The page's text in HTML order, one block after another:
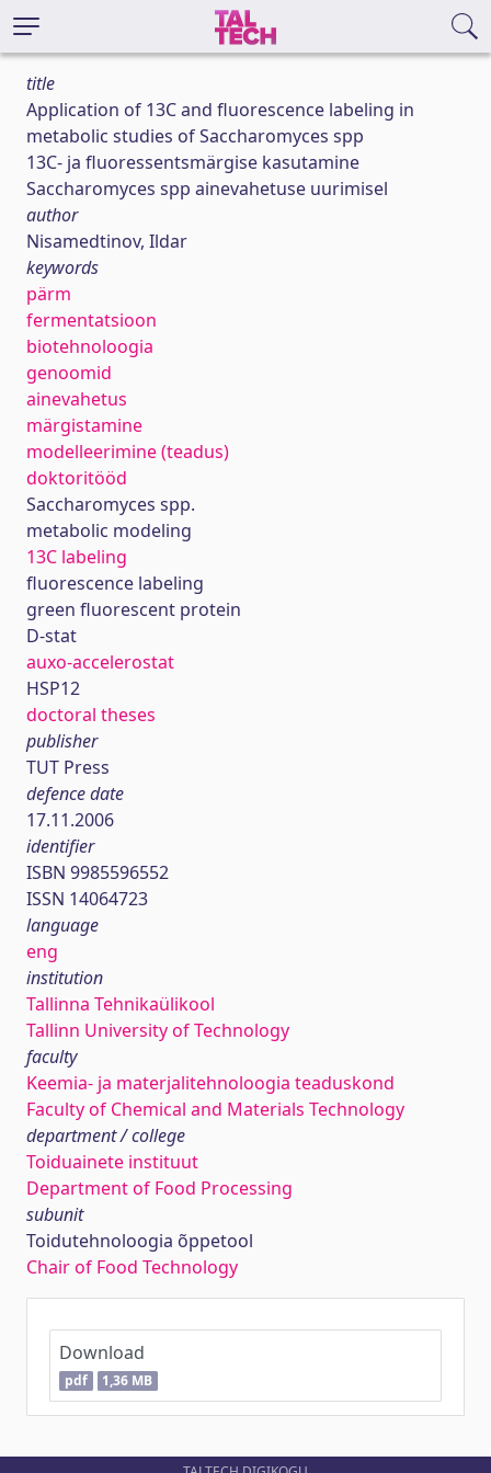
title
Application of 13C and fluorescence labeling in
metabolic studies of Saccharomyces spp
13C- ja fluoressentsmärgise kasutamine
Saccharomyces spp ainevahetuse uurimisel
author
Nisamedtinov, Ildar
keywords
pärm
fermentatsioon
biotehnoloogia
genoomid
ainevahetus
märgistamine
modelleerimine (teadus)
doktoritööd
Saccharomyces spp.
metabolic modeling
13C labeling
fluorescence labeling
green fluorescent protein
D-stat
auxo-accelerostat
HSP12
doctoral theses
publisher
TUT Press
defence date
17.11.2006
identifier
ISBN 9985596552
ISSN 14064723
language
eng
institution
Tallinna Tehnikaülikool
Tallinn University of Technology
faculty
Keemia- ja materjalitehnoloogia teaduskond
Faculty of Chemical and Materials Technology
department / college
Toiduainete instituut
Department of Food Processing
subunit
Toidutehnoloogia õppetool
Chair of Food Technology
Download
pdf 1,36 MB